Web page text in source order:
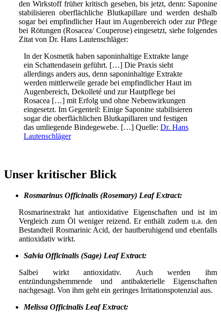
den Wirkstoff früher kritisch gesehen, bis jetzt, denn: Saponine
stabilisieren oberflächliche Blutkapillare und werden deshalb
sogar bei empfindlicher Haut im Augenbereich oder zur Pflege
bei Rötungen (Rosacea/ Couperose) eingesetzt, siehe folgendes
Zitat von Dr. Hans Lautenschläger:
In der Kosmetik haben saponinhaltige Extrakte lange
ein Schattendasein geführt. […] Die Praxis sieht
allerdings anders aus, denn saponinhaltige Extrakte
werden mittlerweile gerade bei empfindlicher Haut im
Augenbereich, Dekolleté und zur Hautpflege bei
Rosacea […] mit Erfolg und ohne Nebenwirkungen
eingesetzt. Im Gegenteil: Einige Saponine stabilisieren
sogar die oberflächlichen Blutkapillaren und festigen
das umliegende Bindegewebe. […] Quelle: Dr. Hans
Lautenschläger
Unser kritischer Blick
Rosmarinus Officinalis (Rosemary) Leaf Extract:
Rosmarinextrakt hat antioxidative Eigenschaften und ist im
Vergleich zum Öl weniger reizend. Er enthält zudem u.a. den
Bestandteil Rosmarinic Acid, der hautberuhigend und ebenfalls
antioxidativ wirkt.
Salvia Officinalis (Sage) Leaf Extract:
Salbei wirkt antioxidativ. Auch werden ihm
entzündungshemmende und antibakterielle Eigenschaften
nachgesagt. Von ihm geht ein geringes Irritationspotenzial aus.
Melissa Officinalis Leaf Extract: